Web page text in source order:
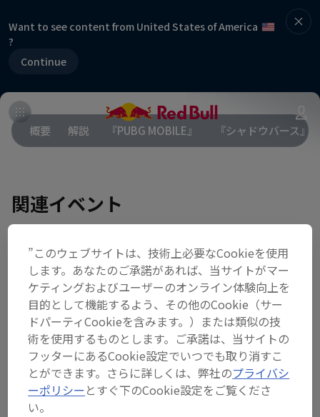
Want to see content from United States of America
?
Continue
概要 解説 『PUBG MOBILE』 『シャドウバース』
関連イベント
”このウェブサイトは、技術上必要なCookieを使用
します。あなたのご承諾があれば、当サイトがマー
ケティングおよびユーザーのオンライン体験向上を
目的として機能するよう、その他のCookie（サー
ドパーティCookieを含みます。）または類似の技
術を使用するものとします。ご承諾は、当サイトの
フッターにあるCookie設定でいつでも取り消すこ
とができます。さらに詳しくは、弊社のプライバシ
ーポリシー とすぐ下のCookie設定をご覧くださ
い。